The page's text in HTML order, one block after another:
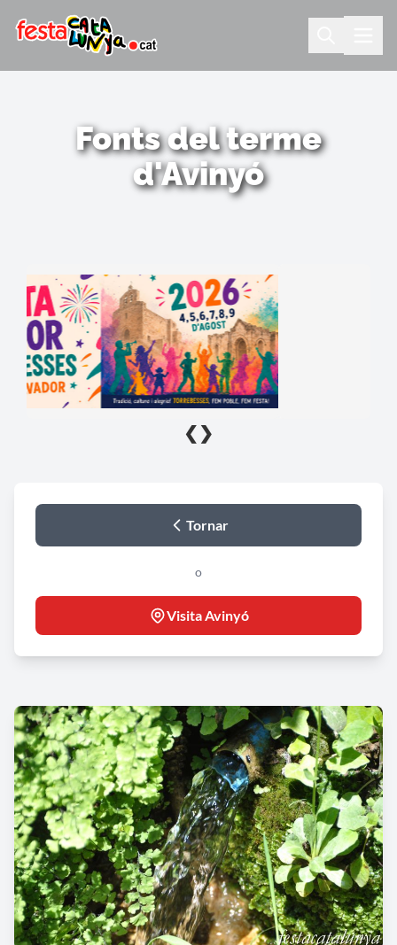
Fonts del terme
d'Avinyó
❮ ❯
Tornar
o
Visita Avinyó